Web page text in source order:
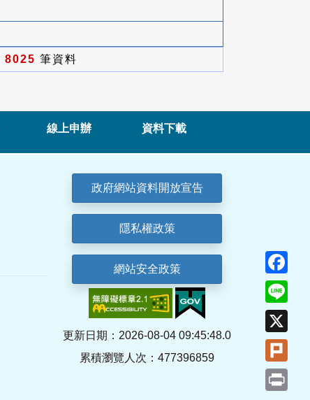
8025 筆資料
線上申辦 資料下載
政府網站資料開放宣告
隱私權政策
網站安全政策
更新日期：2026-08-04 09:45:48.0
累積瀏覽人次：477396859